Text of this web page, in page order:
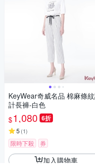
KeyWear奇威名品 棉麻條
計長褲-白色
$1,080 6折
5 (1)
限時下殺 券
加入購物車